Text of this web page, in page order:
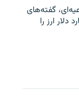
گفته‌های
درباره گم شدن ۹ میلیارد دلار ارز را